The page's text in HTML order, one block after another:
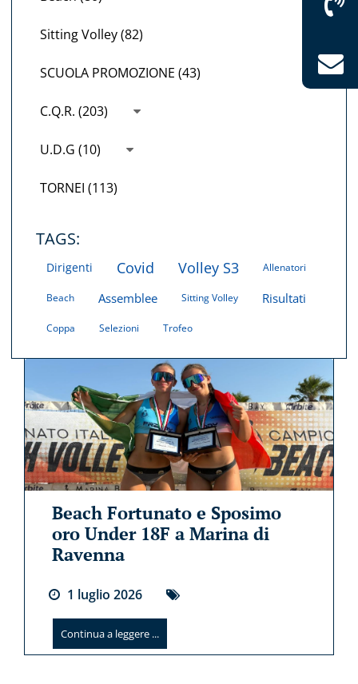
Sitting Volley (82)
SCUOLA PROMOZIONE (43)
C.Q.R. (203)
U.D.G (10)
TORNEI (113)
TAGS:
Dirigenti Covid Volley S3 Allenatori
Beach Assemblee Sitting Volley Risultati
Coppa Selezioni Trofeo
Beach Fortunato e Sposimo
oro Under 18F a Marina di
Ravenna
1 luglio 2026
Continua a leggere ...